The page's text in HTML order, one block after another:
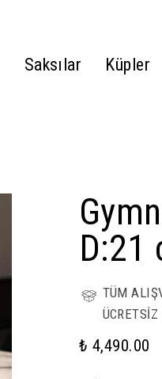
Saksılar Küpler
D:21
TÜM
ÜCRETSİZ
₺ 4,490.00